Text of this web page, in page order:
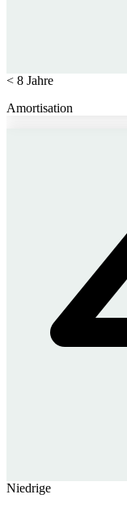
< 8 Jahre
Amortisation
Niedrige